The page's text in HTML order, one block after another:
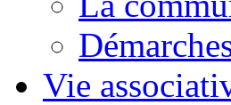
Vie